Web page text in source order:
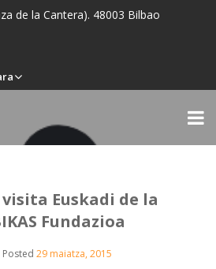
de la Cantera). 48003 Bilbao
Euskadi de la
Fundazioa
Posted 29 maiatza, 2015